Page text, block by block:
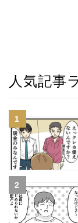
人気記事